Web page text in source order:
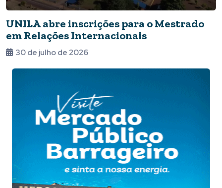
UNILA abre inscrições para o Mestrado
em Relações Internacionais
30 de julho de 2026